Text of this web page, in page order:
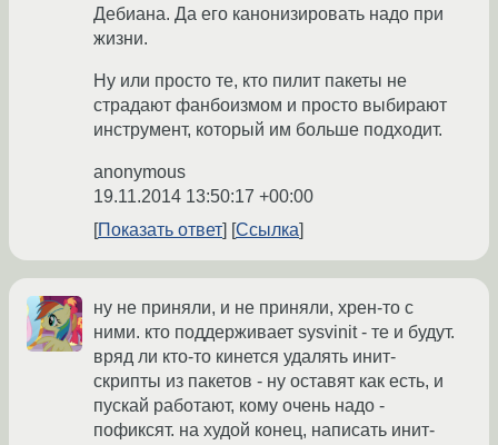
Дебиана. Да его канонизировать надо при
жизни.
Ну или просто те, кто пилит пакеты не
страдают фанбоизмом и просто выбирают
инструмент, который им больше подходит.
anonymous
19.11.2014 13:50:17 +00:00
Показать ответ
Ссылка
ну не приняли, и не приняли, хрен-то с
ними. кто поддерживает sysvinit - те и будут.
вряд ли кто-то кинется удалять инит-
скрипты из пакетов - ну оставят как есть, и
пускай работают, кому очень надо -
пофиксят. на худой конец, написать инит-